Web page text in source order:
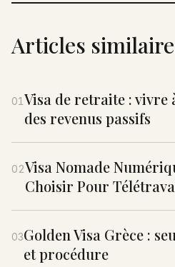
Articles
01 Visa de retraite : vivre
des revenus passifs
02Visa Nomade
Choisir Pour
03Golden Visa Grèce :
et procédure